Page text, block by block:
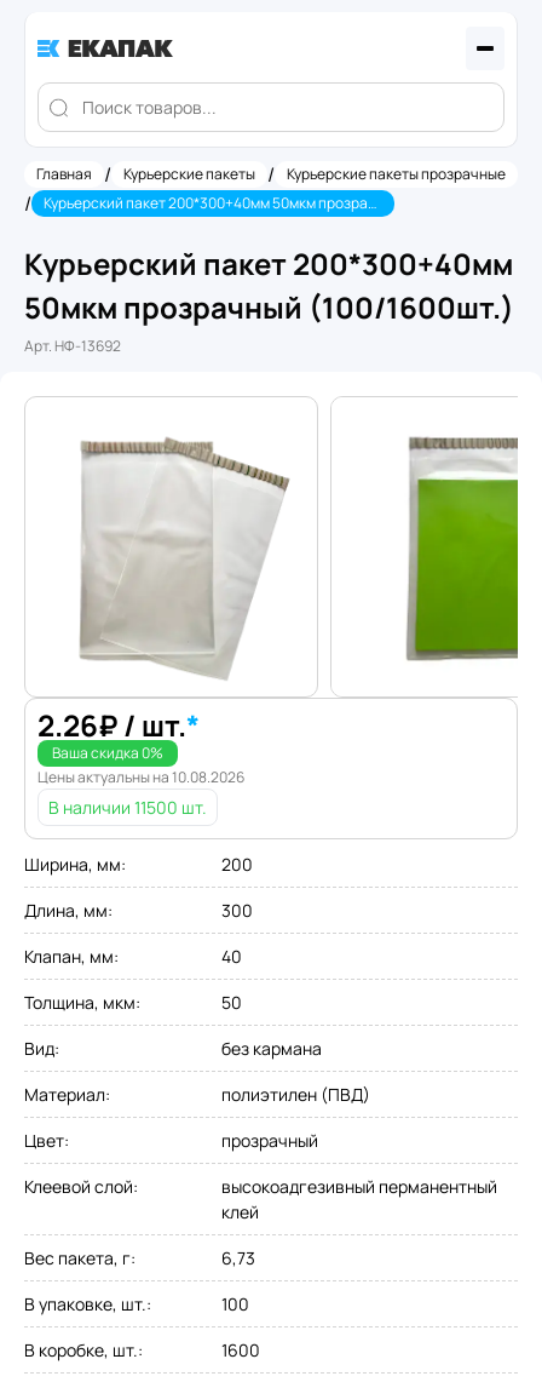
Главная / Курьерские пакеты / Курьерские пакеты прозрачные
/ Курьерский пакет 200*300+40мм 50мкм прозрачный (100/1600шт.)
Курьерский пакет 200*300+40мм
50мкм прозрачный (100/1600шт.)
Арт. НФ-13692
2.26₽/ шт.*
Ваша скидка0%
Цены актуальны на10.08.2026
В наличии 11500 шт.
Ширина, мм:
200
Длина, мм:
300
Клапан, мм:
40
Толщина, мкм:
50
Вид:
без кармана
Материал:
полиэтилен (ПВД)
Цвет:
прозрачный
Клеевой слой:
высокоадгезивный перманентный
клей
Вес пакета, г:
6,73
В упаковке, шт.:
100
В коробке, шт.:
1600